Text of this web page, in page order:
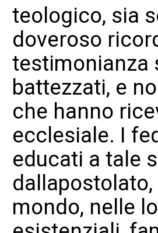
teologico, sia
doveroso
testimonianza
battezzati, e
che hanno
ecclesiale. I
educati a tale
mondo, nelle